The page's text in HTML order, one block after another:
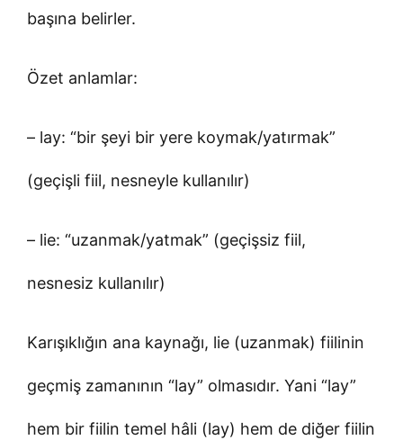
başına belirler.
Özet anlamlar:
– lay: “bir şeyi bir yere koymak/yatırmak”
(geçişli fiil, nesneyle kullanılır)
– lie: “uzanmak/yatmak” (geçişsiz fiil,
nesnesiz kullanılır)
Karışıklığın ana kaynağı, lie (uzanmak) fiilinin
geçmiş zamanının “lay” olmasıdır. Yani “lay”
hem bir fiilin temel hâli (lay) hem de diğer fiilin